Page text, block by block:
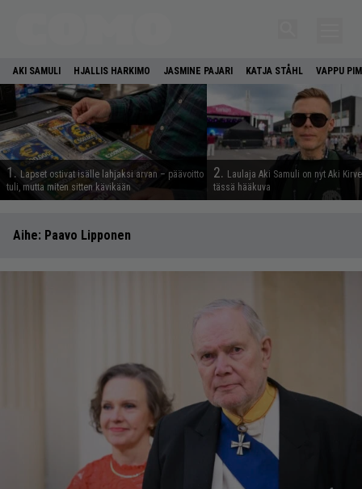
AKI SAMULI HJALLIS HARKIMO JASMINE PAJARI KATJA STÅHL VAPPU
1. Lapset ostivat isälle lahjaksi arvan – päävoitto
tuli, mutta miten sitten kävikään
2. Laulaja Aki Samuli on nyt Aki
tässä hääkuva
Aihe: Paavo Lipponen